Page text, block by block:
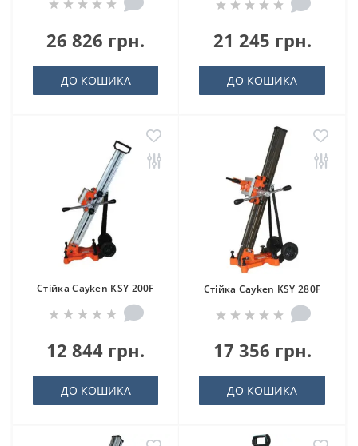
26 826 грн.
ДО КОШИКА
21 245 грн.
ДО КОШИКА
Стійка Cayken KSY 200F
12 844 грн.
ДО КОШИКА
Стійка Cayken KSY 280F
17 356 грн.
ДО КОШИКА